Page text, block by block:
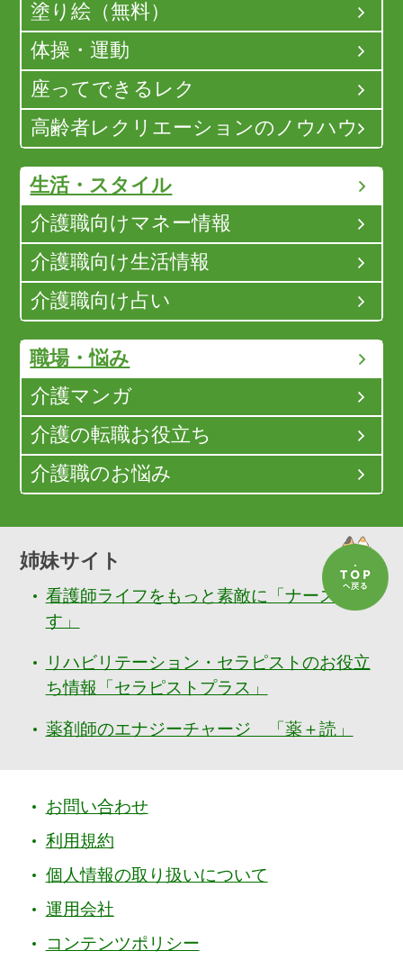
塗り絵（無料）
体操・運動
座ってできるレク
高齢者レクリエーションのノウハウ
生活・スタイル
介護職向けマネー情報
介護職向け生活情報
介護職向け占い
職場・悩み
介護マンガ
介護の転職お役立ち
介護職のお悩み
姉妹サイト
看護師ライフをもっと素敵に「ナースぷら
す」
リハビリテーション・セラピストのお役立
ち情報「セラピストプラス」
薬剤師のエナジーチャージ 「薬＋読」
お問い合わせ
利用規約
個人情報の取り扱いについて
運用会社
コンテンツポリシー